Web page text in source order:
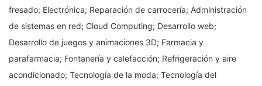
fresado; Electrónica; Reparación de carrocería; Administración
de sistemas en red; Cloud Computing; Desarrollo web;
Desarrollo de juegos y animaciones 3D; Farmacia y
parafarmacia; Fontanería y calefacción; Refrigeración y aire
acondicionado; Tecnología de la moda; Tecnología del